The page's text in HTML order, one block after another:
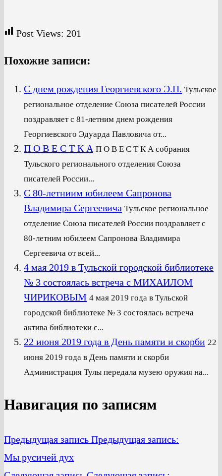
Post Views: 201
Похожие записи:
С днем рождения Георгиевского Э.П. Тульское
региональное отделение Союза писателей России
поздравляет с 81-летним днем рождения
Георгиевского Эдуарда Павловича от...
П О В Е С Т К А П О В Е С Т К А собрания
Тульского регионального отделения Союза
писателей России...
С 80-летниим юбилеем Сапронова
Владимира Сергеевича Тульское региональное
отделение Союза писателей России поздравляет с
80-летним юбилеем Сапронова Владимира
Сергеевича от всей...
4 мая 2019 в Тульской городской библиотеке
№ 3 состоялась встреча с МИХАИЛОМ
ЧИРИКОВЫМ 4 мая 2019 года в Тульской
городской библиотеке № 3 состоялась встреча
актива библиотеки с...
22 июня 2019 года в День памяти и скорби 22
июня 2019 года в День памяти и скорби
Администрация Тулы передала музею оружия на...
Навигация по записям
Предыдущая запись Предыдущая запись:
Мы русичей дух